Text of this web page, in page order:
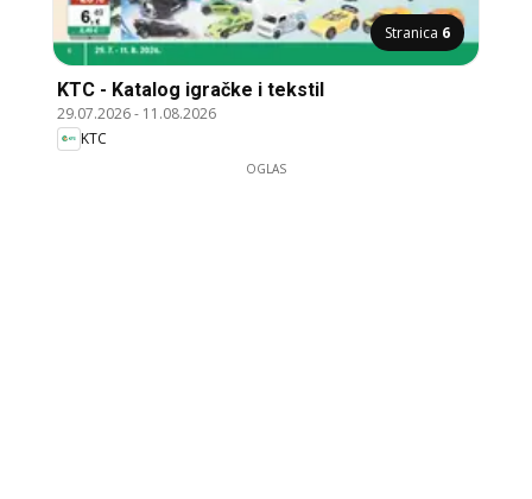
Stranica 6
KTC - Katalog igračke i tekstil
29.07.2026- 11.08.2026
KTC
OGLAS